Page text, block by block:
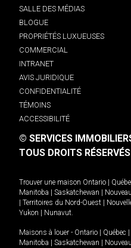
SALLE DES MÉDIAS
BLOGUE
PROPRIÉTÉS LUXUEUSES
COMMERCIAL
INTRANET
AVIS JURIDIQUE
CONFIDENTIALITÉ
TÉMOINS
ACCESSIBILITÉ
© SERVICES
TOUS DROITS
Trouver une maison Ontario
Manitoba
Saskatchewan
Territoires du Nord-Ouest
Yukon
Nunavut.
Maisons à louer - Ontario Québec
Manitoba
Saskatchewan